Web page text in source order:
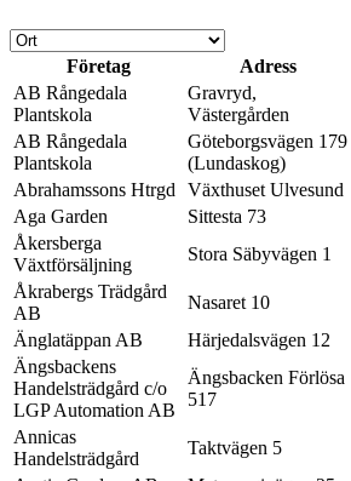
Företag Adress
AB Rångedala
Plantskola
Gravryd,
Västergården
AB Rångedala
Plantskola
Göteborgsvägen 179
(Lundaskog)
Abrahamssons Htrgd
Växthuset Ulvesund
Aga Garden
Sittesta 73
Åkersberga
Växtförsäljning
Stora Säbyvägen 1
Åkrabergs Trädgård
AB
Nasaret 10
Änglatäppan AB
Härjedalsvägen 12
Ängsbackens
Handelsträdgård c/o
LGP Automation AB
Ängsbacken Förlösa
517
Annicas
Handelsträdgård
Taktvägen 5